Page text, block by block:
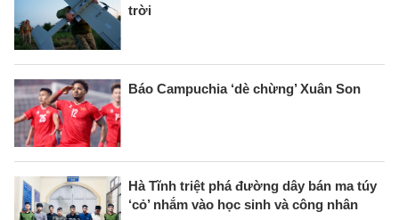
trời
Báo Campuchia ‘dè chừng’ Xuân Son
Hà Tĩnh triệt phá đường dây bán ma túy
‘cỏ’ nhắm vào học sinh và công nhân